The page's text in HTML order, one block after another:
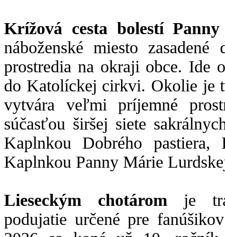
Krížová cesta bolestí
náboženské miesto
prostredia na okraji obce. Ide
do Katolíckej cirkvi. Okolie je
vytvára veľmi príjemné
súčasťou širšej siete
Kaplnkou Dobrého
Kaplnkou Panny Márie
Lieseckým chotárom je
podujatie určené pre